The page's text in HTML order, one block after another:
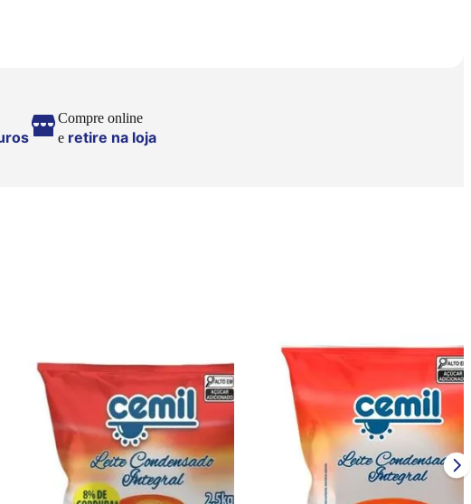
Compre online
e retire na loja